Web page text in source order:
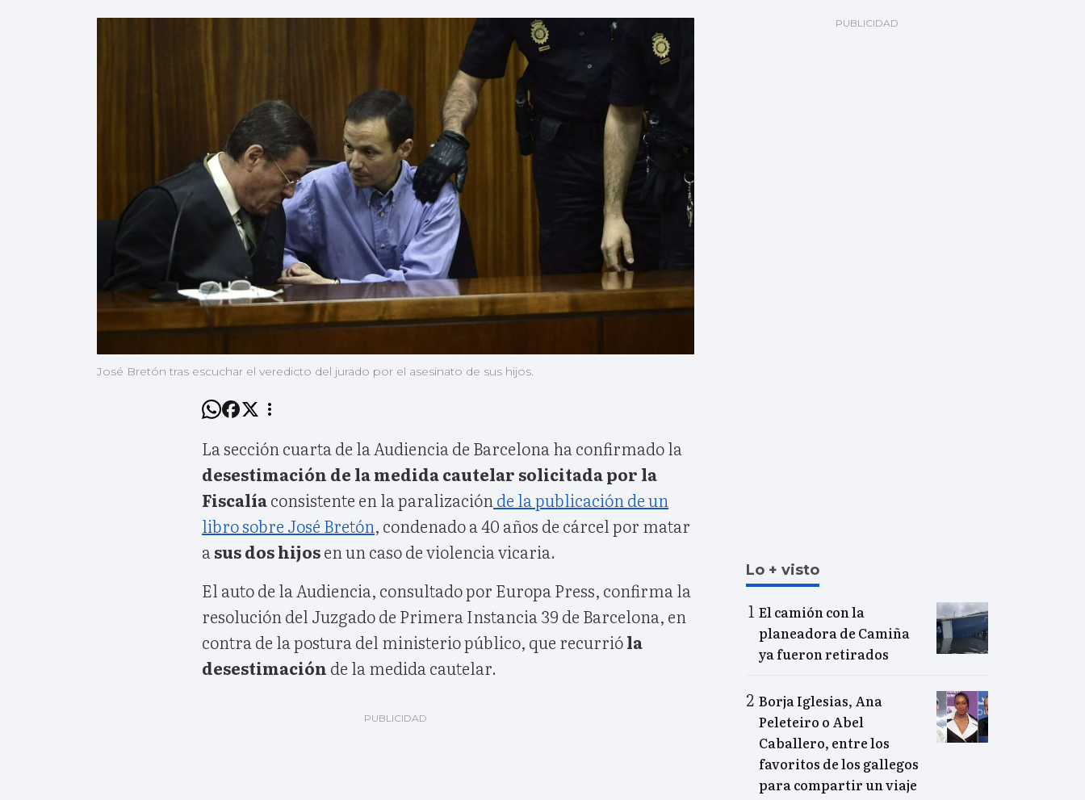
José Bretón tras escuchar el veredicto del jurado por el asesinato de sus hijos.
La sección cuarta de la Audiencia de Barcelona ha confirmado la
desestimación de la medida cautelar solicitada por la
Fiscalíaconsistente en la paralización de la publicación de un
libro sobre José Bretón, condenado a 40 años de cárcel por matar
a sus dos hijosen un caso de violencia vicaria.
El auto de la Audiencia, consultado por Europa Press, confirma la
resolución del Juzgado de Primera Instancia 39 de Barcelona, en
contra de la postura del ministerio público, que recurrióla
desestimación de la medida cautelar.
Lo + visto
El camión con la
planeadora de Camiña
ya fueron retirados
Borja Iglesias, Ana
Peleteiro o Abel
Caballero, entre los
favoritos de los gallegos
para compartir un viaje